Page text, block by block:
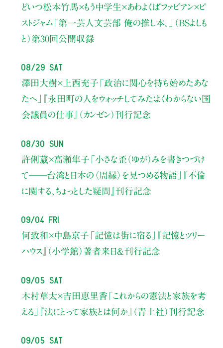
どいつ松本竹馬×もう中学生×あわよくばファビアン×ピ
ストジャム「第一芸人文芸部 俺の推し本。」（BSよしも
と） 第30回公開収録
08/29 Sat
澤田大樹×上西充子 「政治に関心を持ち始めたあな
たへ」
『永田町の人をウォッチしてみた：よくわからない国
会議員の仕事』（カンゼン）刊行記念
08/30 Sun
許俐葳×高瀬隼子 「小さな歪（ゆが）みを書きつづけ
て――台湾と日本の〈周縁〉を見つめる物語」
『不倫
に関する、ちょっとした疑問』刊行記念
09/04 Fri
何致和×中島京子 「記憶は街に宿る」
『記憶とツリー
ハウス』（小学館）著者来日＆刊行記念
09/05 Sat
木村草太×吉田恵里香 「これからの憲法と家族を考
える」
『法にとって家族とは何か』（青土社）刊行記念
09/05 Sat